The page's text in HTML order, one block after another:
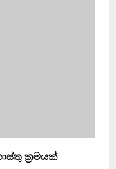
ක්‍රමයක්